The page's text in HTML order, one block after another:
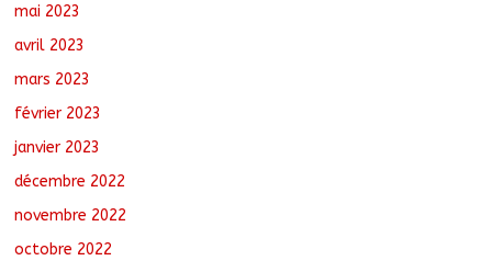
mai 2023
avril 2023
mars 2023
février 2023
janvier 2023
décembre 2022
novembre 2022
octobre 2022